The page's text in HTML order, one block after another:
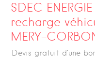
SDEC
recharge
MERY-
Devis gratuit d’une